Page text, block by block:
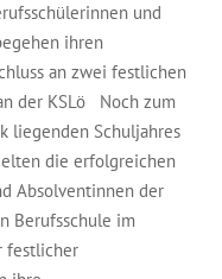
und
ihren
an zwei festlichen
der KSLö Noch zum
liegenden Schuljahres
die erfolgreichen
Absolventinnen der
Berufsschule im
festlicher